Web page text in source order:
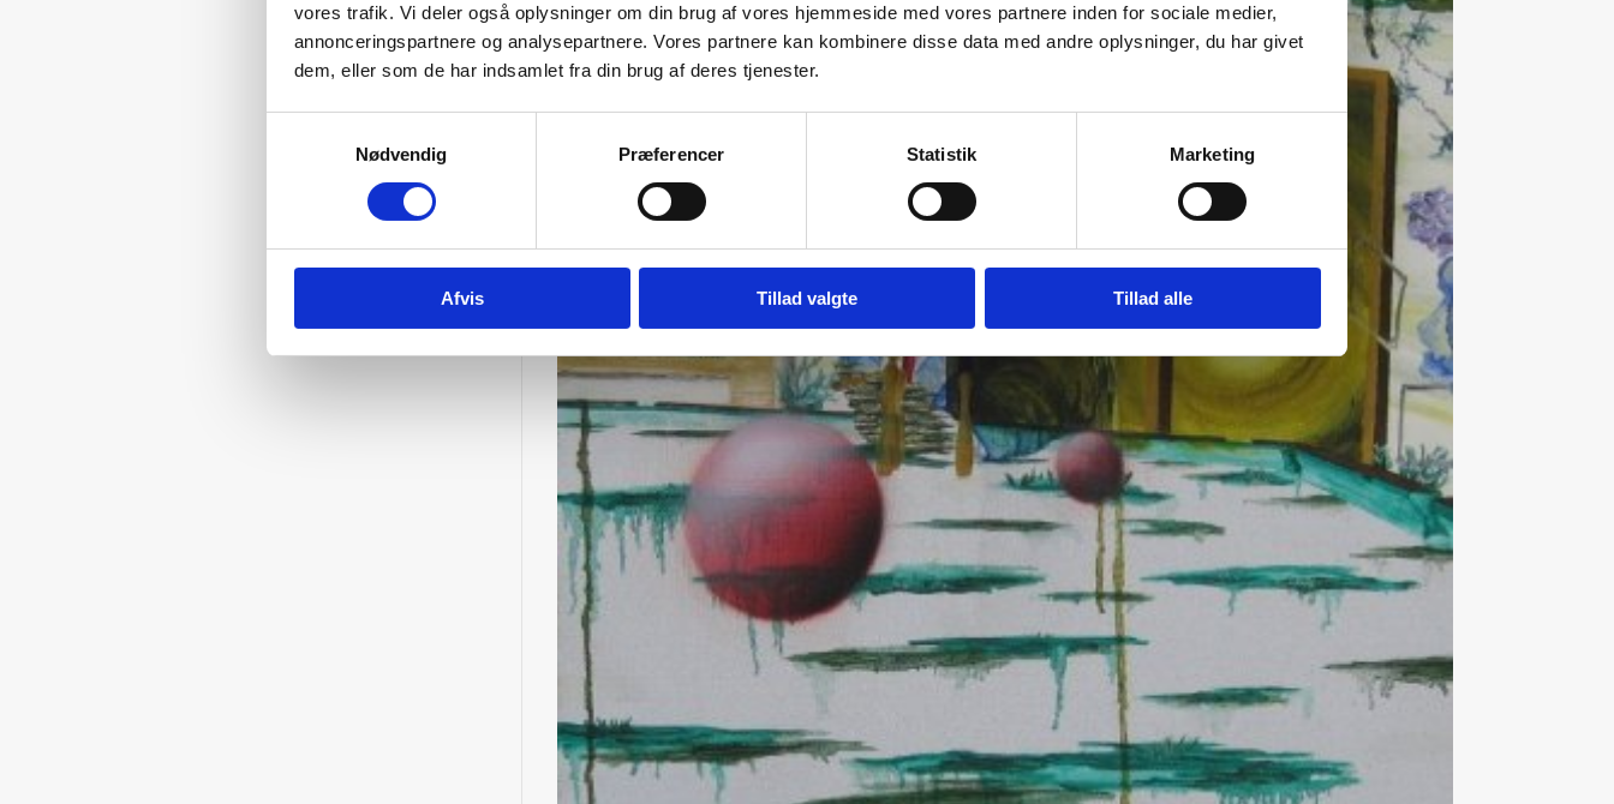
vores trafik. Vi deler også oplysninger om din brug af vores hjemmeside med vores partnere inden for sociale medier,
annonceringspartnere og analysepartnere. Vores partnere kan kombinere disse data med andre oplysninger, du har givet
dem, eller som de har indsamlet fra din brug af deres tjenester.
Nødvendig
Præferencer Statistik Marketing
Afvis Tillad valgte Tillad alle